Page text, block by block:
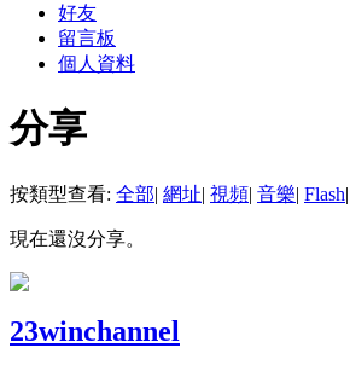
好友
留言板
個人資料
分享
按類型查看: 全部| 網址| 視頻| 音樂| Flash|
現在還沒分享。
23winchannel